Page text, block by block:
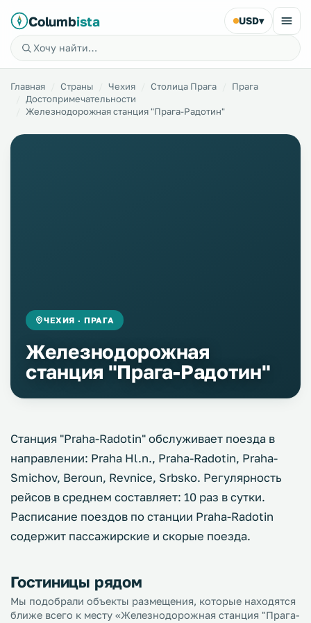
Columbista USD▾
Главная Страны Чехия Столица Прага
Прага
Достопримечательности
Железнодорожная станция "Прага-Радотин"
ЧЕХИЯ · ПРАГА
Железнодорожная
станция "Прага-Радотин"
Станция "Praha-Radotin" обслуживает поезда в
направлении: Praha Hl.n., Praha-Radotin, Praha-
Smichov, Beroun, Revnice, Srbsko. Регулярность
рейсов в среднем составляет: 10 раз в сутки.
Расписание поездов по станции Praha-Radotin
содержит пассажирские и скорые поезда.
Гостиницы рядом
Мы подобрали объекты размещения, которые находятся
ближе всего к месту «Железнодорожная станция "Прага-